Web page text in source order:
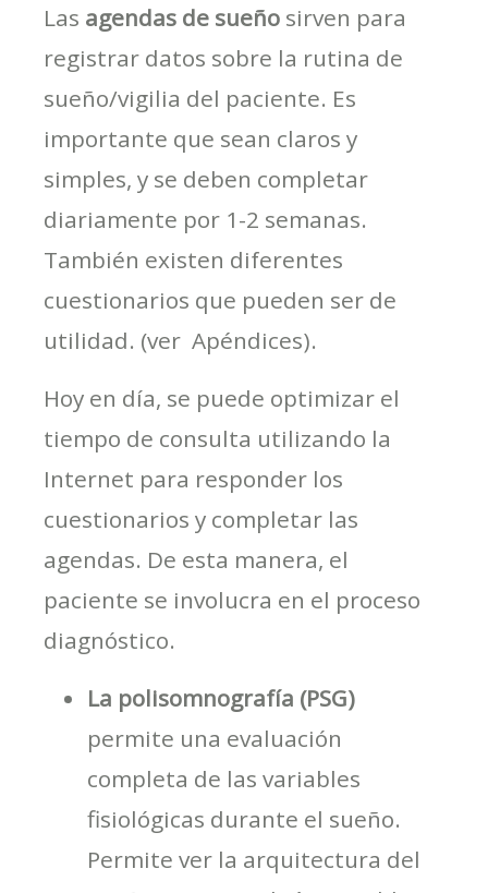
Las agendas de sueño sirven para
registrar datos sobre la rutina de
sueño/vigilia del paciente. Es
importante que sean claros y
simples, y se deben completar
diariamente por 1-2 semanas.
También existen diferentes
cuestionarios que pueden ser de
utilidad. (ver Apéndices).
Hoy en día, se puede optimizar el
tiempo de consulta utilizando la
Internet para responder los
cuestionarios y completar las
agendas. De esta manera, el
paciente se involucra en el proceso
diagnóstico.
La polisomnografía (PSG)
permite una evaluación
completa de las variables
fisiológicas durante el sueño.
Permite ver la arquitectura del